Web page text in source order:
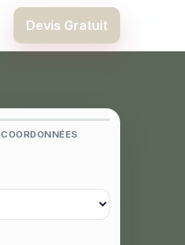
Devis Gratuit
COORDONNÉES